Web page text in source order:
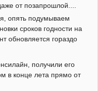
от позапрошлой....
опять подумываем
сроков годности на
обновляется гораздо
получили его
в конце лета прямо от